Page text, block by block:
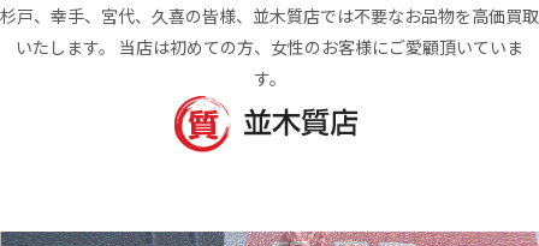
杉戸、幸手、宮代、久喜の皆様、並木質店では不要なお品物を高価買取
いたします。 当店は初めての方、女性のお客様にご愛顧頂いていま
す。